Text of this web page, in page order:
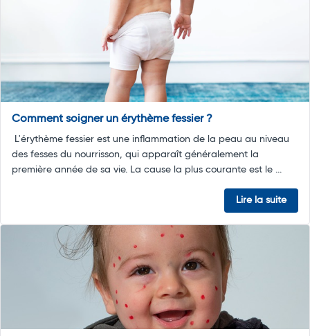
Comment soigner un érythème fessier ?
L'érythème fessier est une inflammation de la peau au niveau
des fesses du nourrisson, qui apparaît généralement la
première année de sa vie. La cause la plus courante est le ...
Lire la suite